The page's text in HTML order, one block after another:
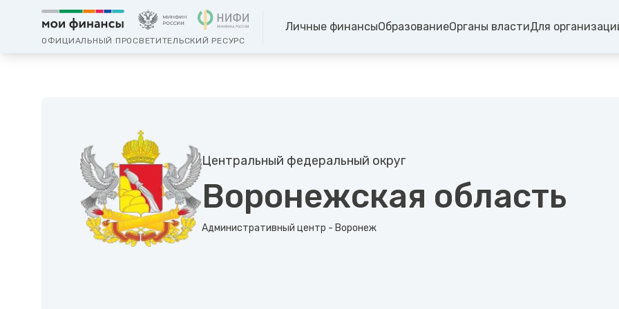
ОФИЦИАЛЬНЫЙ ПРОСВЕТИТЕЛЬСКИЙ РЕСУРС
Личные финансыОбразованиеОрганы властиДля
Центральный федеральный округ
Воронежская область
Административный центр - Воронеж